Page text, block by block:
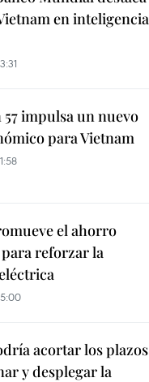
en inteligencia
impulsa un nuevo
para Vietnam
el ahorro
reforzar la
acortar los plazos
y desplegar la